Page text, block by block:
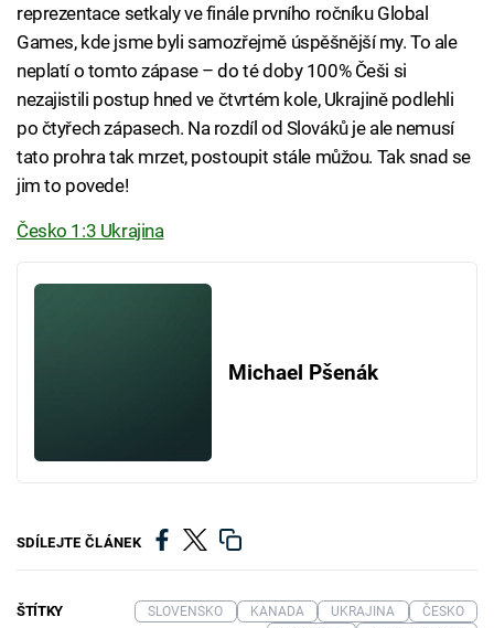
reprezentace setkaly ve finále prvního ročníku Global
Games, kde jsme byli samozřejmě úspěšnější my. To ale
neplatí o tomto zápase – do té doby 100% Češi si
nezajistili postup hned ve čtvrtém kole, Ukrajině podlehli
po čtyřech zápasech. Na rozdíl od Slováků je ale nemusí
tato prohra tak mrzet, postoupit stále můžou. Tak snad se
jim to povede!
Česko 1:3 Ukrajina
Michael Pšenák
SDÍLEJTE ČLÁNEK
ŠTÍTKY SLOVENSKO KANADA UKRAJINA
ČESKO